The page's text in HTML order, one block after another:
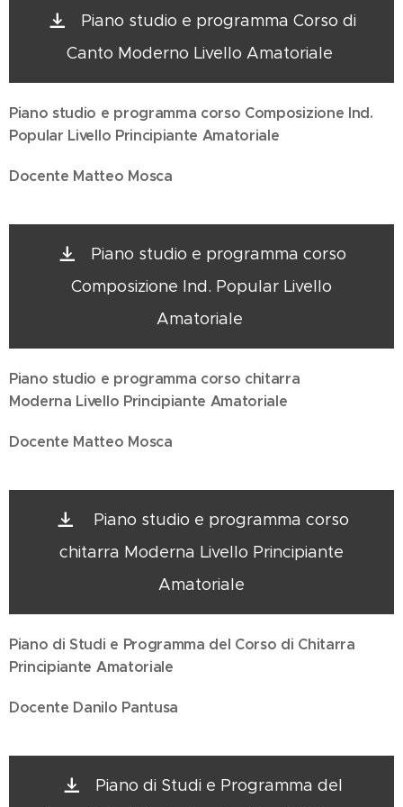
Piano studio e programma Corso di
Canto Moderno Livello Amatoriale
Piano studio e programma corso Composizione Ind.
Popular Livello Principiante Amatoriale
Docente Matteo Mosca
Piano studio e programma corso
Composizione Ind. Popular Livello
Amatoriale
Piano studio e programma corso chitarra
Moderna Livello Principiante Amatoriale
Docente Matteo Mosca
Piano studio e programma corso
chitarra Moderna Livello Principiante
Amatoriale
Piano di Studi e Programma del Corso di Chitarra
Principiante Amatoriale
Docente Danilo Pantusa
Piano di Studi e Programma del